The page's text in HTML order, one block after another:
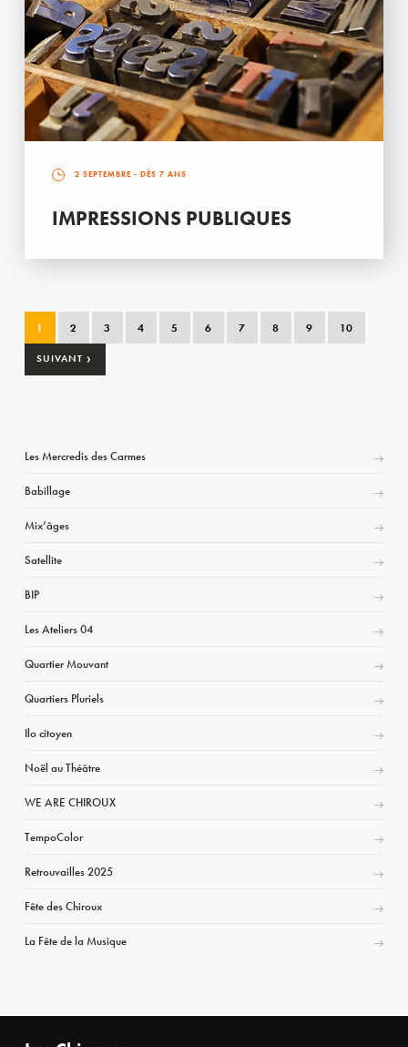
2 SEPTEMBRE - DÈS 7 ANS
IMPRESSIONS PUBLIQUES
1 2 3 4 5 6 7 8 9 10
SUIVANT ›
Les Mercredis des Carmes
Babillage
Mix’âges
Satellite
BIP
Les Ateliers 04
Quartier Mouvant
Quartiers Pluriels
Ilo citoyen
Noël au Théâtre
WE ARE CHIROUX
TempoColor
Retrouvailles 2025
Fête des Chiroux
La Fête de la Musique